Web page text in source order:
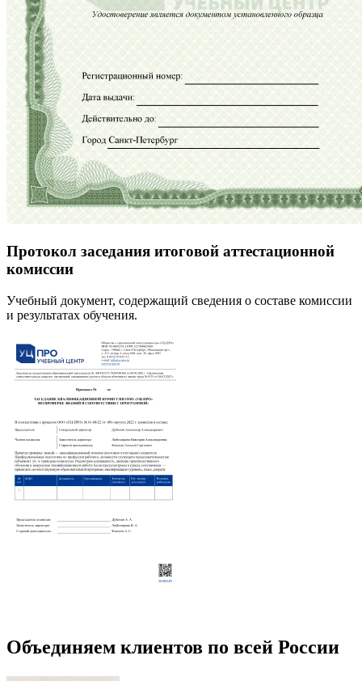
Протокол заседания итоговой аттестационной
комиссии
Учебный документ, содержащий сведения о составе комиссии
и результатах обучения.
Объединяем клиентов по всей России